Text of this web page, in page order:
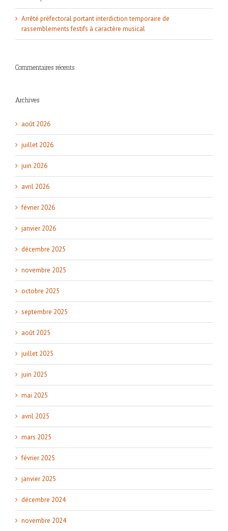
Arrêté préfectoral portant interdiction temporaire de
rassemblements festifs à caractère musical
Commentaires récents
Archives
août 2026
juillet 2026
juin 2026
avril 2026
février 2026
janvier 2026
décembre 2025
novembre 2025
octobre 2025
septembre 2025
août 2025
juillet 2025
juin 2025
mai 2025
avril 2025
mars 2025
février 2025
janvier 2025
décembre 2024
novembre 2024